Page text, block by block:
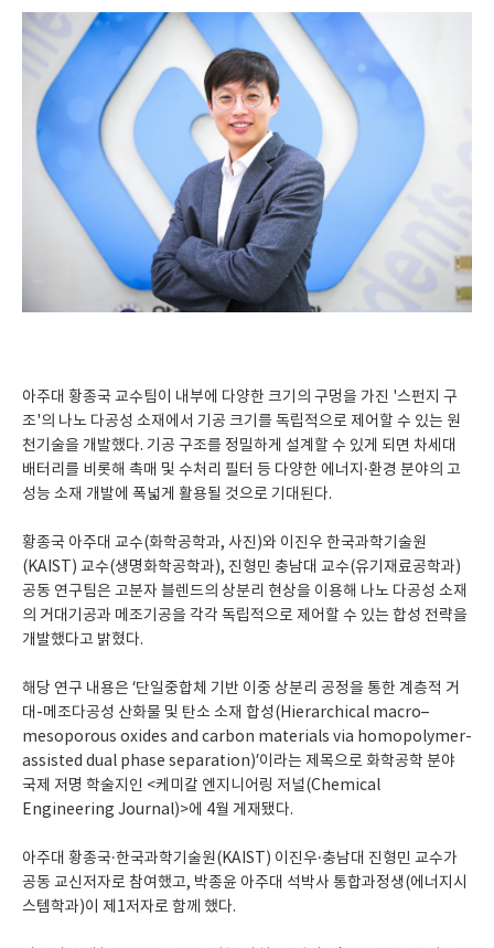
아주대 황종국 교수팀이 내부에 다양한 크기의 구멍을 가진 '스펀지 구
조'의 나노 다공성 소재에서 기공 크기를 독립적으로 제어할 수 있는 원
천기술을 개발했다. 기공 구조를 정밀하게 설계할 수 있게 되면 차세대
배터리를 비롯해 촉매 및 수처리 필터 등 다양한 에너지·환경 분야의 고
성능 소재 개발에 폭넓게 활용될 것으로 기대된다.
황종국 아주대 교수(화학공학과, 사진)와 이진우 한국과학기술원
(KAIST) 교수(생명화학공학과), 진형민 충남대 교수(유기재료공학과)
공동 연구팀은 고분자 블렌드의 상분리 현상을 이용해 나노 다공성 소재
의 거대기공과 메조기공을 각각 독립적으로 제어할 수 있는 합성 전략을
개발했다고 밝혔다.
해당 연구 내용은 ‘단일중합체 기반 이중 상분리 공정을 통한 계층적 거
대-메조다공성 산화물 및 탄소 소재 합성(Hierarchical macro–
mesoporous oxides and carbon materials via homopolymer-
assisted dual phase separation)’이라는 제목으로 화학공학 분야
국제 저명 학술지인 <케미칼 엔지니어링 저널(Chemical
Engineering Journal)>에 4월 게재됐다.
아주대 황종국·한국과학기술원(KAIST) 이진우·충남대 진형민 교수가
공동 교신저자로 참여했고, 박종윤 아주대 석박사 통합과정생(에너지시
스템학과)이 제1저자로 함께 했다.